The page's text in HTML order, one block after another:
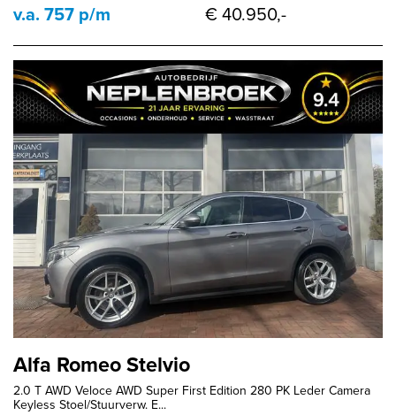
v.a. 757 p/m € 40.950,-
Alfa Romeo Stelvio
2.0 T AWD Veloce AWD Super First Edition 280 PK Leder Camera
Keyless Stoel/Stuurverw. E...